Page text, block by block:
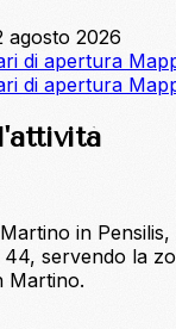
agosto 2026
di apertura
di apertura
in
servendo la
Martino.